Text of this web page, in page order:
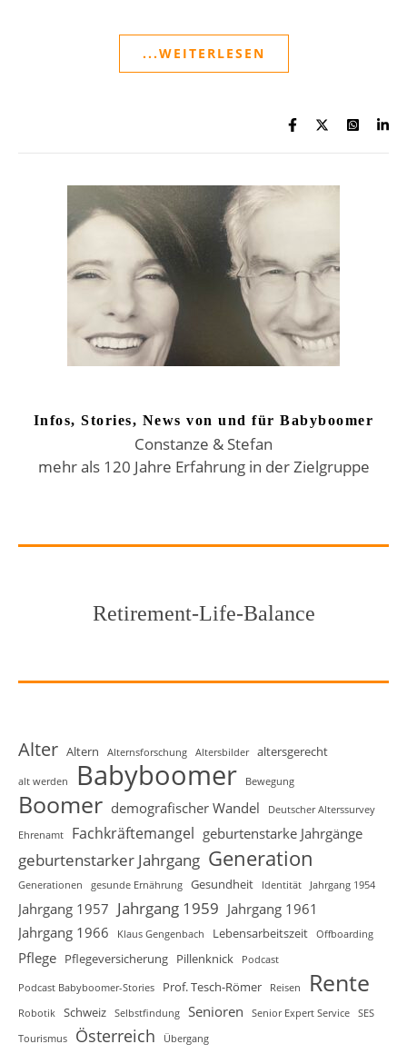
...WEITERLESEN
Infos, Stories, News von und für Babyboomer
Constanze & Stefan
mehr als 120 Jahre Erfahrung in der Zielgruppe
Retirement-Life-Balance
Alter Altern Alternsforschung Altersbilder altersgerecht
alt werden Babyboomer Bewegung
Boomer demografischer Wandel
Deutscher Alterssurvey
Ehrenamt
Fachkräftemangel geburtenstarke Jahrgänge
geburtenstarker Jahrgang Generation
Generationen gesunde Ernährung Gesundheit Identität Jahrgang 1954
Jahrgang 1957 Jahrgang 1959 Jahrgang 1961
Jahrgang 1966
Klaus Gengenbach Lebensarbeitszeit Offboarding
Pflege Pflegeversicherung Pillenknick Podcast
Podcast Babyboomer-Stories Prof. Tesch-Römer Reisen Rente
Robotik Schweiz Selbstfindung Senioren Senior Expert Service
SES
Tourismus
Österreich Übergang